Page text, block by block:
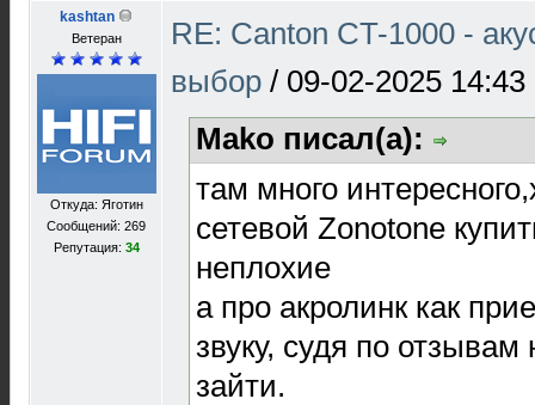
kashtan
Ветеран
Откуда: Яготин
Сообщений: 269
Репутация: 34
RE: Canton CT-1000 -
выбор / 09-02-2025 14:43
Mako писал(а):
там много
сетевой Zonotone
неплохие
а про акролинк как
звуку, судя по
зайти.